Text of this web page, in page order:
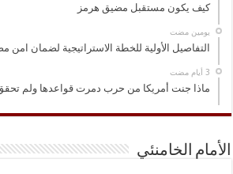
كيف يكون مستقبل مضيق هرمز
‏يومين مضت
التفاصيل الأولية للخطة الاستراتيجية لضمان امن
ماذا جنت أمريكا من حرب دمرت قواعدها ولم تحقق
الأمام الخامنئي